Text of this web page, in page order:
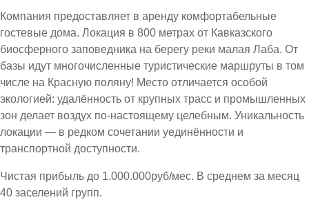
Компания предоставляет в аренду комфортабельные
гостевые дома. Локация в 800 метрах от Кавказского
биосферного заповедника на берегу реки малая Лаба. От
базы идут многочисленные туристические маршруты в том
числе на Красную поляну! Место отличается особой
экологией: удалённость от крупных трасс и промышленных
зон делает воздух по-настоящему целебным. Уникальность
локации — в редком сочетании уединённости и
транспортной доступности.
Чистая прибыль до 1.000.000руб/мес. В среднем за месяц
40 заселений групп.